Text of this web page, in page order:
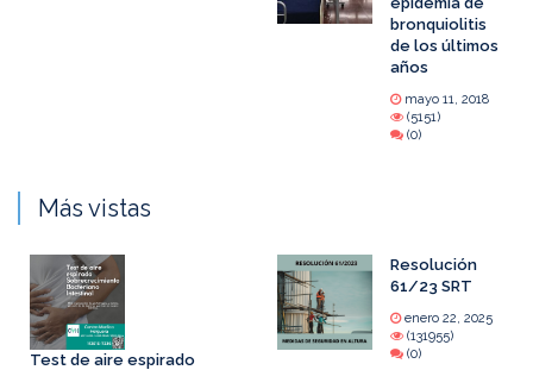
bronquiolitis
de los últimos
años
mayo 11, 2018
(5151)
(0)
Más vistas
Test de aire espirado
Resolución
61/23 SRT
enero 22, 2025
(131955)
(0)